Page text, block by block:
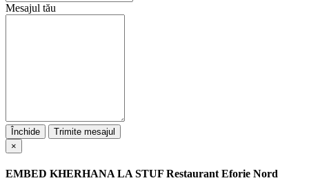
Mesajul tău
Închide
Trimite mesajul
×
EMBED KHERHANA LA STUF Restaurant Eforie Nord